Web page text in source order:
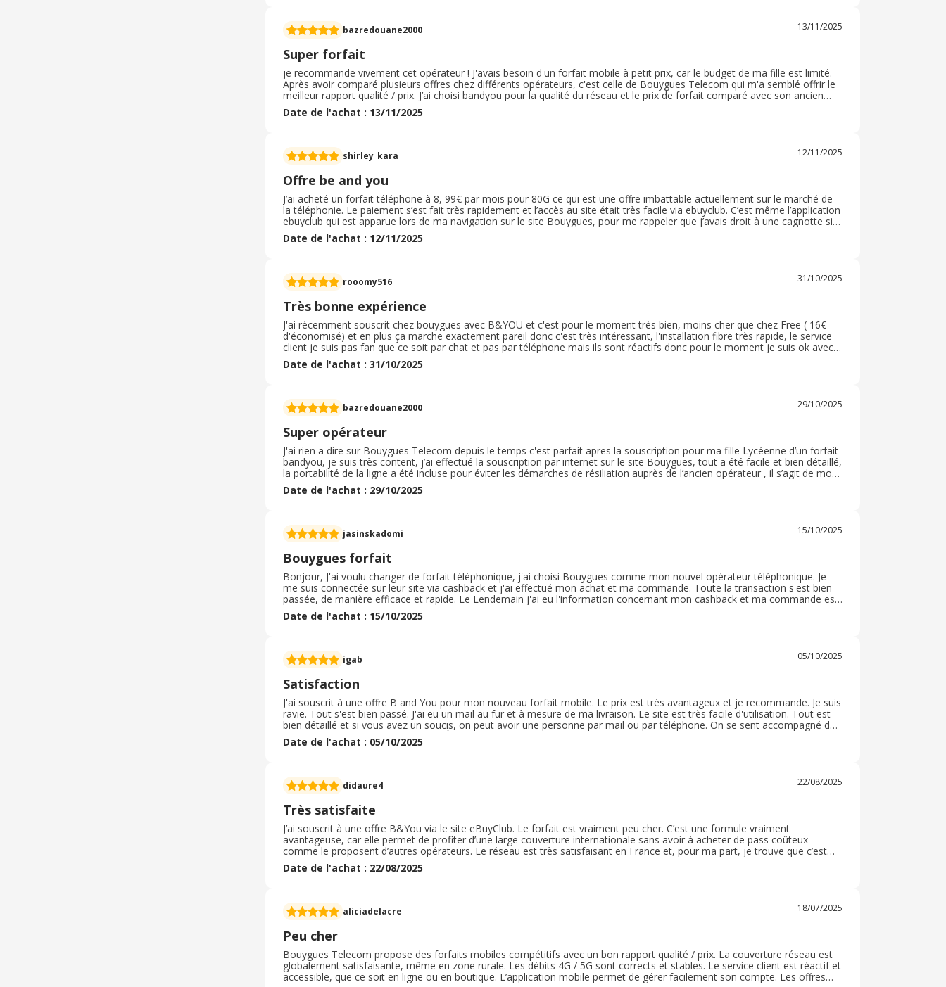
bazredouane2000 13/11/2025
Super forfait
je recommande vivement cet opérateur ! J'avais besoin d'un forfait mobile à petit prix, car le budget de ma fille est limité.
Après avoir comparé plusieurs offres chez différents opérateurs, c'est celle de Bouygues Telecom qui m'a semblé offrir le
meilleur rapport qualité / prix. J’ai choisi bandyou pour la qualité du réseau et le prix de forfait comparé avec son ancien
opérateur, elle a plus de gigas et capte par tout, ma fille est très contente d’avoir un forfait 5G rapide et capte par tout, je
recommande ? ?
Date de l'achat : 13/11/2025
shirley_kara 12/11/2025
Offre be and you
J’ai acheté un forfait téléphone à 8, 99€ par mois pour 80G ce qui est une offre imbattable actuellement sur le marché de
la téléphonie. Le paiement s’est fait très rapidement et l’accès au site était très facile via ebuyclub. C’est même l’application
ebuyclub qui est apparue lors de ma navigation sur le site Bouygues, pour me rappeler que j’avais droit à une cagnotte si
je commandai, j’ai trouvé cela très professionnel. Je recommande à 1000% de passer par ebuyclub avant de faire
n’importe quel achat sur internet.
Date de l'achat : 12/11/2025
rooomy516 31/10/2025
Très bonne expérience
J'ai récemment souscrit chez bouygues avec B&YOU et c'est pour le moment très bien, moins cher que chez Free ( 16€
d'économisé) et en plus ça marche exactement pareil donc c'est très intéressant, l'installation fibre très rapide, le service
client je suis pas fan que ce soit par chat et pas par téléphone mais ils sont réactifs donc pour le moment je suis ok avec
ça, l'application est bien aussi pas parfaite mais elle fonctionne bien et tout donc ça va, une bonne expérience dans la
globalité donc je recommande !
Date de l'achat : 31/10/2025
bazredouane2000 29/10/2025
Super opérateur
J'ai rien a dire sur Bouygues Telecom depuis le temps c'est parfait apres la souscription pour ma fille Lycéenne d’un forfait
bandyou, je suis très content, j’ai effectué la souscription par internet sur le site Bouygues, tout a été facile et bien détaillé,
la portabilité de la ligne a été incluse pour éviter les démarches de résiliation auprès de l’ancien opérateur , il s’agit de mon
3 eme contrat car j’ai également la box et mon forfait personnel , je recommande bouygues telecom pour leur sérieux,
merci
Date de l'achat : 29/10/2025
jasinskadomi 15/10/2025
Bouygues forfait
Bonjour, J'ai voulu changer de forfait téléphonique, j'ai choisi Bouygues comme mon nouvel opérateur téléphonique. Je
me suis connectée sur leur site via cashback et j'ai effectué mon achat et ma commande. Toute la transaction s'est bien
passée, de manière efficace et rapide. Le Lendemain j'ai eu l'information concernant mon cashback et ma commande est
déjà en route. Je recommande vivement ce type d'achat car cela nous permet de gagner un peu en achetant des choses
dont on a besoin. Un petit plus qui fait toujours plaisir
Date de l'achat : 15/10/2025
igab 05/10/2025
Satisfaction
J'ai souscrit à une offre B and You pour mon nouveau forfait mobile. Le prix est très avantageux et je recommande. Je suis
ravie. Tout s'est bien passé. J'ai eu un mail au fur et à mesure de ma livraison. Le site est très facile d'utilisation. Tout est
bien détaillé et si vous avez un soucis, on peut avoir une personne par mail ou par téléphone. On se sent accompagné du
début à la fin et c'est très agréable. À t'elle point que j'en ai parlé autour de moi et une personne de ma famille, à souscrit
également.
Date de l'achat : 05/10/2025
didaure4 22/08/2025
Très satisfaite
J’ai souscrit à une offre B&You via le site eBuyClub. Le forfait est vraiment peu cher. C’est une formule vraiment
avantageuse, car elle permet de profiter d’une large couverture internationale sans avoir à acheter de pass coûteux
comme le proposent d’autres opérateurs. Le réseau est très satisfaisant en France et, pour ma part, je trouve que c’est
l’une des meilleures options du moment. Je recommande vivement de s'abonner auprès de cet opérateur dont le service
client est très réactif si besoin.
Date de l'achat : 22/08/2025
aliciadelacre 18/07/2025
Peu cher
Bouygues Telecom propose des forfaits mobiles compétitifs avec un bon rapport qualité / prix. La couverture réseau est
globalement satisfaisante, même en zone rurale. Les débits 4G / 5G sont corrects et stables. Le service client est réactif et
accessible, que ce soit en ligne ou en boutique. L’application mobile permet de gérer facilement son compte. Les offres